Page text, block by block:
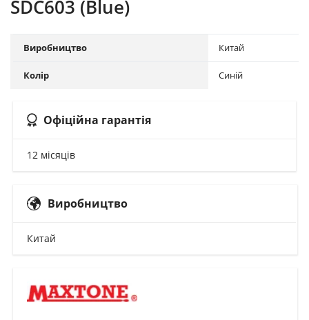
SDC603 (Blue)
Виробництво Китай
Колір Синій
Офіційна гарантія
12 місяців
Виробництво
Китай